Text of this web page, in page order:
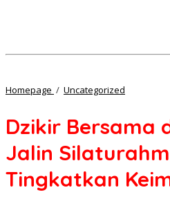
Homepage / Uncategorized
Soppeng,
dan
Tingkatkan
Keimanan
Dzikir Bersama
Jalin
Tingkatkan